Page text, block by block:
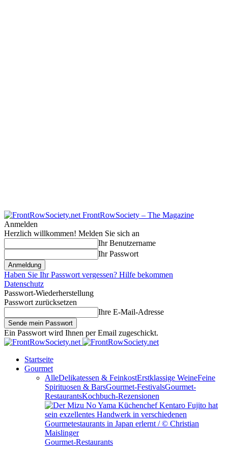
FrontRowSociety – The Magazine
Anmelden
Herzlich willkommen! Melden Sie sich an
Ihr Benutzername
Ihr Passwort
Haben Sie Ihr Passwort vergessen? Hilfe bekommen
Datenschutz
Passwort-Wiederherstellung
Passwort zurücksetzen
Ihre E-Mail-Adresse
Ein Passwort wird Ihnen per Email zugeschickt.
Startseite
Gourmet
AlleDelikatessen & FeinkostErstklassige WeineFeine
Spirituosen & BarsGourmet-FestivalsGourmet-
RestaurantsKochbuch-Rezensionen
Gourmet-Restaurants